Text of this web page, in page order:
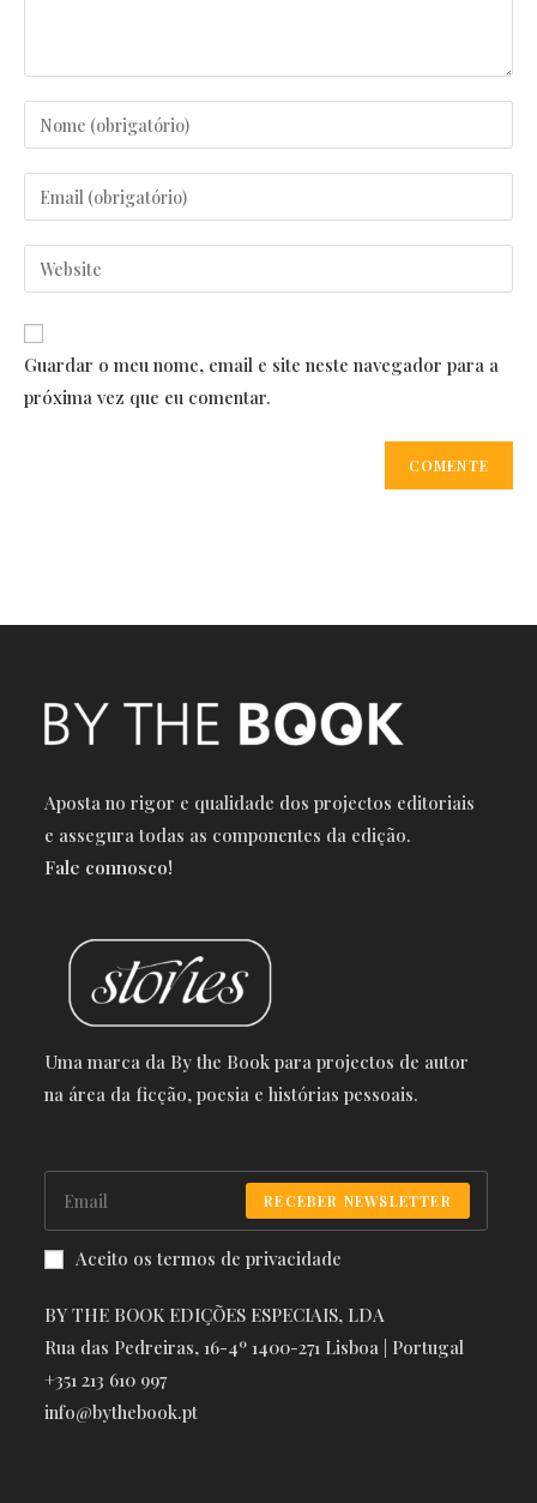
Enter
your
name
username
Enter
your
email
address
comment
Enter
your
website
URL
(optional)
Guardar o meu nome, email e site neste navegador para a
próxima vez que eu comentar.
Aposta no rigor e qualidade dos projectos editoriais
e assegura todas as componentes da edição.
Fale connosco!
Uma marca da By the Book para projectos de autor
na área da ficção, poesia e histórias pessoais.
RECEBER NEWSLETTER
Aceito os termos de privacidade
BY THE BOOK EDIÇÕES ESPECIAIS, LDA
Rua das Pedreiras, 16-4º 1400-271 Lisboa | Portugal
+351 213 610 997
info@bythebook.pt